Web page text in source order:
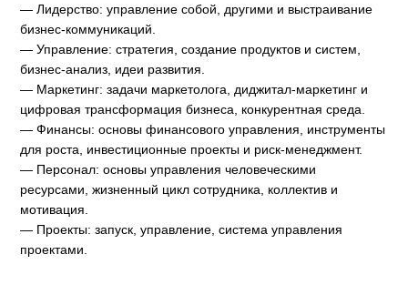
— Лидерство: управление собой, другими и выстраивание
бизнес-коммуникаций.
— Управление: стратегия, создание продуктов и систем,
бизнес-анализ, идеи развития.
— Маркетинг: задачи маркетолога, диджитал-маркетинг и
цифровая трансформация бизнеса, конкурентная среда.
— Финансы: основы финансового управления, инструменты
для роста, инвестиционные проекты и риск-менеджмент.
— Персонал: основы управления человеческими
ресурсами, жизненный цикл сотрудника, коллектив и
мотивация.
— Проекты: запуск, управление, система управления
проектами.